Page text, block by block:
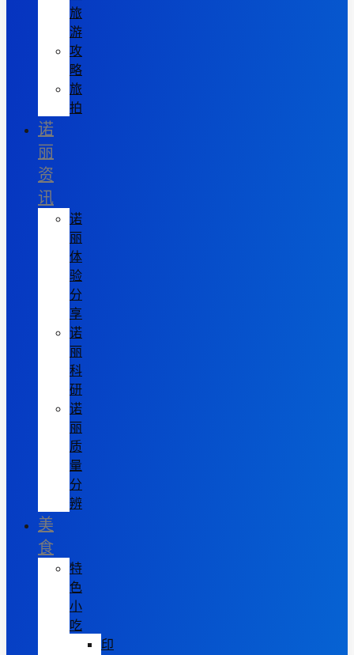
旅
游
攻
略
旅
拍
诺
丽
资
讯
诺
丽
体
验
分
享
诺
丽
科
研
诺
丽
质
量
分
辨
美
食
特
色
小
吃
印